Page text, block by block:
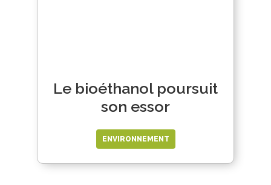
Le bioéthanol poursuit
son essor
ENVIRONNEMENT